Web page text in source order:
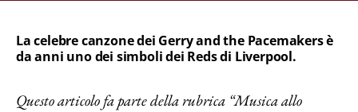
La celebre canzone dei Gerry and the Pacemakers è
da anni uno dei simboli dei Reds di Liverpool.
Questo articolo fa parte della rubrica “Musica allo